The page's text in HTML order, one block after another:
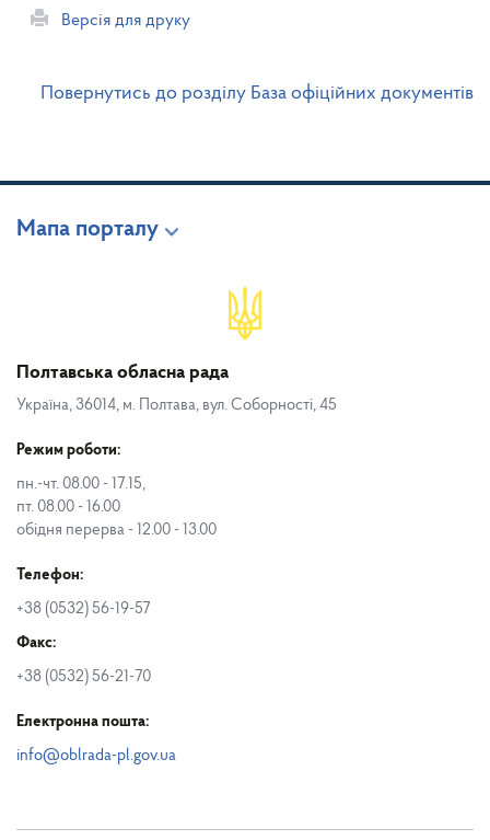
Версія для друку
Повернутись до розділу База офіційних документів
Мапа порталу
Полтавська обласна рада
Україна, 36014, м. Полтава, вул. Соборності, 45
Режим роботи:
пн.-чт. 08.00 - 17.15,
пт. 08.00 - 16.00
обідня перерва - 12.00 - 13.00
Телефон:
+38 (0532) 56-19-57
Факс:
+38 (0532) 56-21-70
Електронна пошта:
info@oblrada-pl.gov.ua